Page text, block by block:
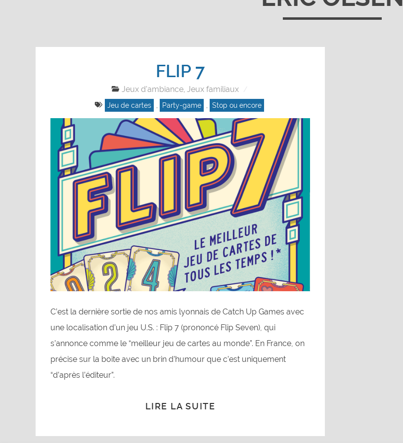
FLIP 7
Jeux d'ambiance, Jeux familiaux
Jeu de cartes Party-game Stop ou encore
C’est la dernière sortie de nos amis lyonnais de Catch Up Games avec
une localisation d’un jeu U.S. : Flip 7 (prononcé Flip Seven), qui
s’annonce comme le “meilleur jeu de cartes au monde”. En France, on
précise sur la boite avec un brin d’humour que c’est uniquement
“d’après l’éditeur”.
LIRE LA SUITE